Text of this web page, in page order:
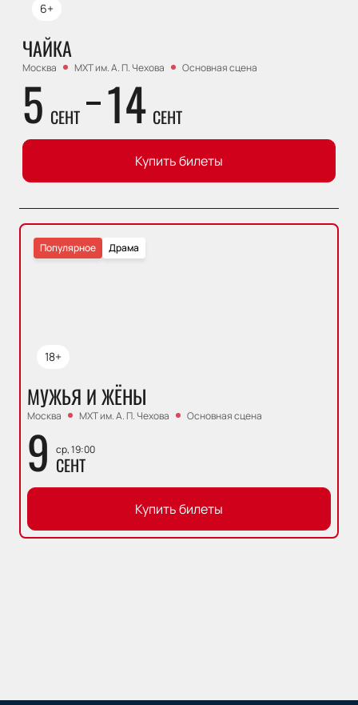
6+
ЧАЙКА
Москва МХТ им. А. П. Чехова Основная сцена
5 СЕНТ 14 СЕНТ
Купить билеты
18+
Драма
Популярное
МУЖЬЯ И ЖЁНЫ
Москва МХТ им. А. П. Чехова Основная сцена
9 ср, 19:00
СЕНТ
Купить билеты